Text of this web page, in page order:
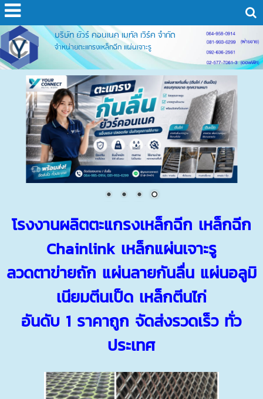
บริษัท ยัวร์ คอนเนค เมทัล เวิร์ค จำกัด
จำหน่ายตะแกรงเหล็กฉีก แผ่นเจาะรู
โรงงานผลิตตะแกรงเหล็กฉีก เหล็กฉีก
Chainlink เหล็กแผ่นเจาะรู
ลวดตาข่ายถัก แผ่นลายกันลื่น แผ่นอลูมิ
เนียมตีนเป็ด เหล็กตีนไก่
อันดับ 1 ราคาถูก จัดส่งรวดเร็ว ทั่ว
ประเทศ